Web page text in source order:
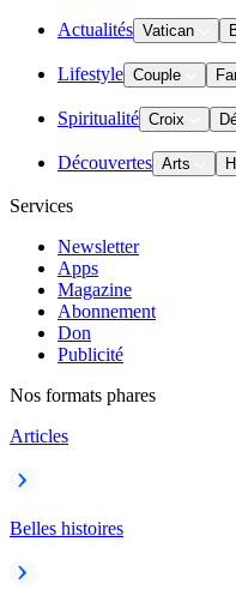
Actualités Vatican
Lifestyle Couple
Spiritualité Croix
Découvertes Arts
Services
Newsletter
Apps
Magazine
Abonnement
Don
Publicité
Nos formats phares
Articles
Belles histoires